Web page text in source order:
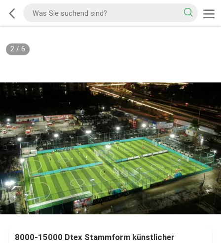
2/ 6
8000-15000 Dtex Stammform künstlicher